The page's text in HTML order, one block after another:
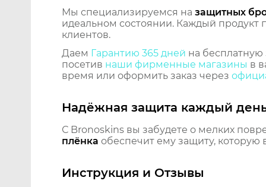
Мы специализируемся на защитных
идеальном состоянии. Каждый продукт
клиентов.
Даем Гарантию 365 дней на
посетив наши фирменные магазины в
время или оформить заказ через
Надёжная защита каждый
С Bronoskins вы забудете о мелких
плёнка обеспечит ему защиту, которую
Инструкция и Отзывы